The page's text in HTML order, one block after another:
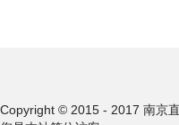
Copyright © 2015 - 2017 南京